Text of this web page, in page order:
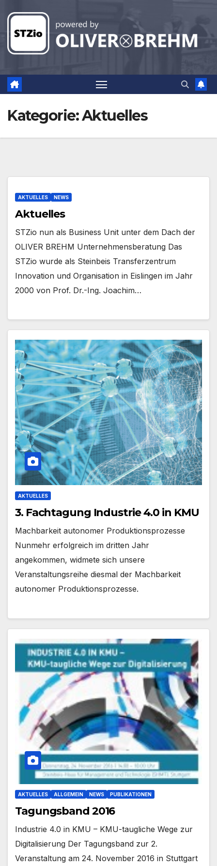
Inhalt
springen
Kategorie:Aktuelles
AKTUELLES NEWS
Aktuelles
STZio nun als Business Unit unter dem Dach der
OLIVER BREHM Unternehmensberatung Das
STZio wurde als Steinbeis Transferzentrum
Innovation und Organisation in Eislingen im Jahr
2000 von Prof. Dr.-Ing. Joachim…
AKTUELLES
3. Fachtagung Industrie 4.0 in KMU
Machbarkeit autonomer Produktionsprozesse
Nunmehr erfolgreich im dritten Jahr
angekommen, widmete sich unsere
Veranstaltungsreihe diesmal der Machbarkeit
autonomer Produktionsprozesse.
AKTUELLES ALLGEMEIN NEWS PUBLIKATIONEN
Tagungsband 2016
Industrie 4.0 in KMU – KMU-taugliche Wege zur
Digitalisierung Der Tagungsband zur 2.
Veranstaltung am 24. November 2016 in Stuttgart